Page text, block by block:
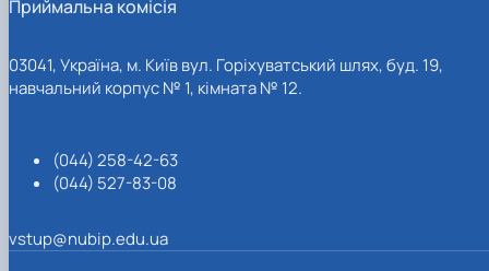
Приймальна комісія
03041, Україна, м. Київ вул. Горіхуватський шлях, буд. 19,
навчальний корпус № 1, кімната № 12.
(044) 258-42-63
(044) 527-83-08
vstup@nubip.edu.ua